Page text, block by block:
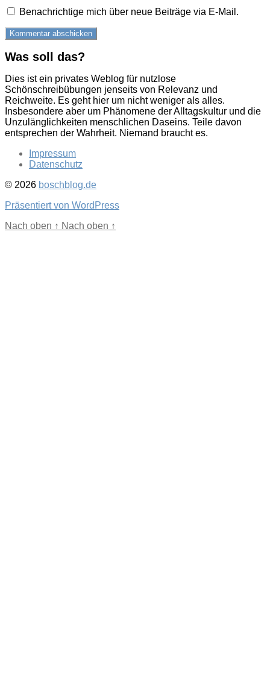
Benachrichtige mich über neue Beiträge via E-Mail.
Was soll das?
Dies ist ein privates Weblog für nutzlose
Schönschreibübungen jenseits von Relevanz und
Reichweite. Es geht hier um nicht weniger als alles.
Insbesondere aber um Phänomene der Alltagskultur und die
Unzulänglichkeiten menschlichen Daseins. Teile davon
entsprechen der Wahrheit. Niemand braucht es.
Impressum
Datenschutz
© 2026 boschblog.de
Präsentiert von WordPress
Nach oben ↑ Nach oben ↑